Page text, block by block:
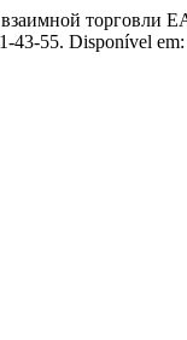
торговли
55. Disponível